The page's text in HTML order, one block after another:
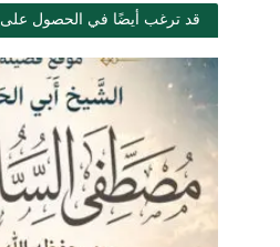
قد ترغب أيضًا في الحصول على